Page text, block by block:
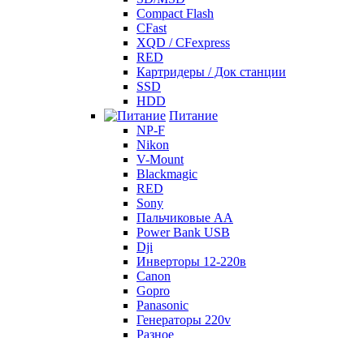
Compact Flash
CFast
XQD / CFexpress
RED
Картридеры / Док станции
SSD
HDD
Питание
NP-F
Nikon
V-Mount
Blackmagic
RED
Sony
Пальчиковые AA
Power Bank USB
Dji
Инверторы 12-220в
Canon
Gopro
Panasonic
Генераторы 220v
Разное